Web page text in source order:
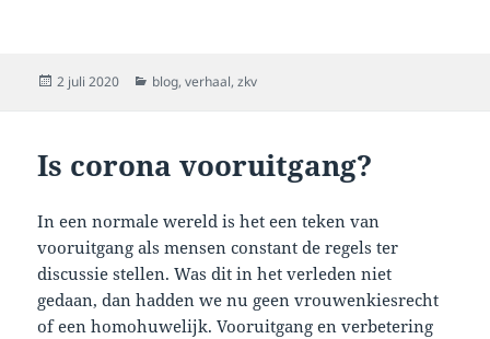
Geplaatst
2 juli 2020 Categorieën
blog,verhaal,zkv
Is corona vooruitgang?
In een normale wereld is het een teken van
vooruitgang als mensen constant de regels ter
discussie stellen. Was dit in het verleden niet
gedaan, dan hadden we nu geen vrouwenkiesrecht
of een homohuwelijk. Vooruitgang en verbetering